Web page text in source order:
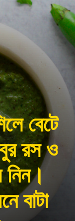
বেটে
রস ও
নিন।
বাটা